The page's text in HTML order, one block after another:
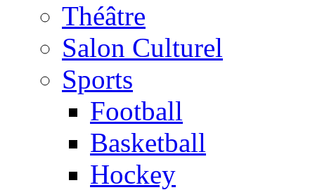
Théâtre
Salon Culturel
Sports
Football
Basketball
Hockey